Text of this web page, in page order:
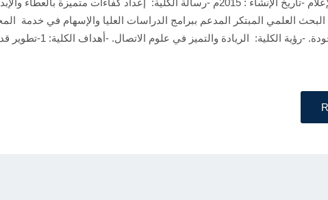
-اسم الكلية: الإعلام -تاريخ الإنشاء : 2015م -رسالة الكلية: إعداد كفاءات متميزة
العلمي المبتكر المدعم ببرامج الدراسات العليا والإسهام في خدمة
بأعلى معاير الجودة. -رؤية الكلية: الريادة